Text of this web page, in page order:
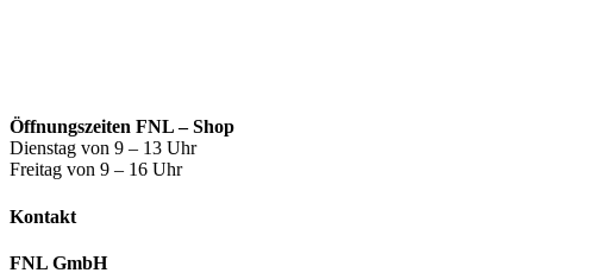
Öffnungszeiten FNL – Shop
Dienstag von 9 – 13 Uhr
Freitag von 9 – 16 Uhr
Kontakt
FNL GmbH